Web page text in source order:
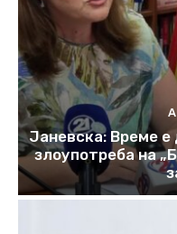
Јаневска: Време е
злоупотреба на